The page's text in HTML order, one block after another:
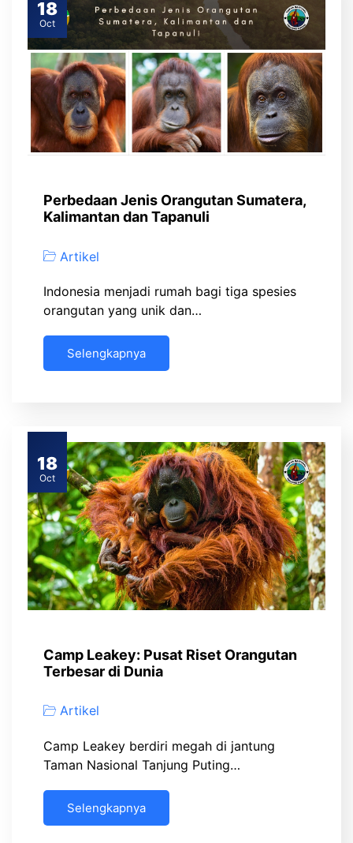
18
Oct
Perbedaan Jenis Orangutan Sumatera,
Kalimantan dan Tapanuli
Artikel
Indonesia menjadi rumah bagi tiga spesies
orangutan yang unik dan…
Selengkapnya
18
Oct
Camp Leakey: Pusat Riset Orangutan
Terbesar di Dunia
Artikel
Camp Leakey berdiri megah di jantung
Taman Nasional Tanjung Puting…
Selengkapnya